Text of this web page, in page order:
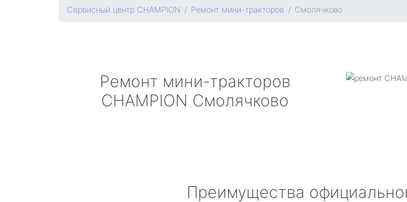
Сервисный центр CHAMPION Ремонт мини-тракторов Смолячково
Ремонт мини-тракторов
CHAMPION Смолячково
Преимущества